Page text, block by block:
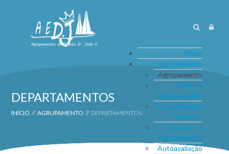
Início
Agrupamento
Agrupamento
Sobre o
Agrupamento
Procedimento
Concursal
Escolas do
Agrupamento
Autoavaliação
DEPARTAMENTOS
INÍCIO // AGRUPAMENTO // DEPARTAMENTOS